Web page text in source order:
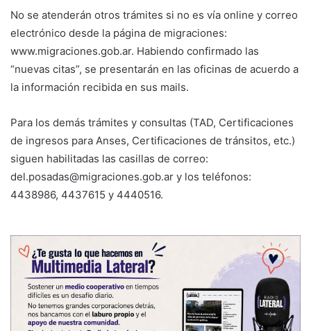
No se atenderán otros trámites si no es vía online y correo
electrónico desde la página de migraciones:
www.migraciones.gob.ar. Habiendo confirmado las
“nuevas citas”, se presentarán en las oficinas de acuerdo a
la información recibida en sus mails.
Para los demás trámites y consultas (TAD, Certificaciones
de ingresos para Anses, Certificaciones de tránsitos, etc.)
siguen habilitadas las casillas de correo:
del.posadas@migraciones.gob.ar y los teléfonos:
4438986, 4437615 y 4440516.